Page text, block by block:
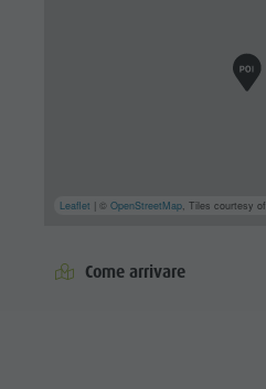
Leaflet | ©OpenStreetMap, Tiles courtesy of
Come arrivare